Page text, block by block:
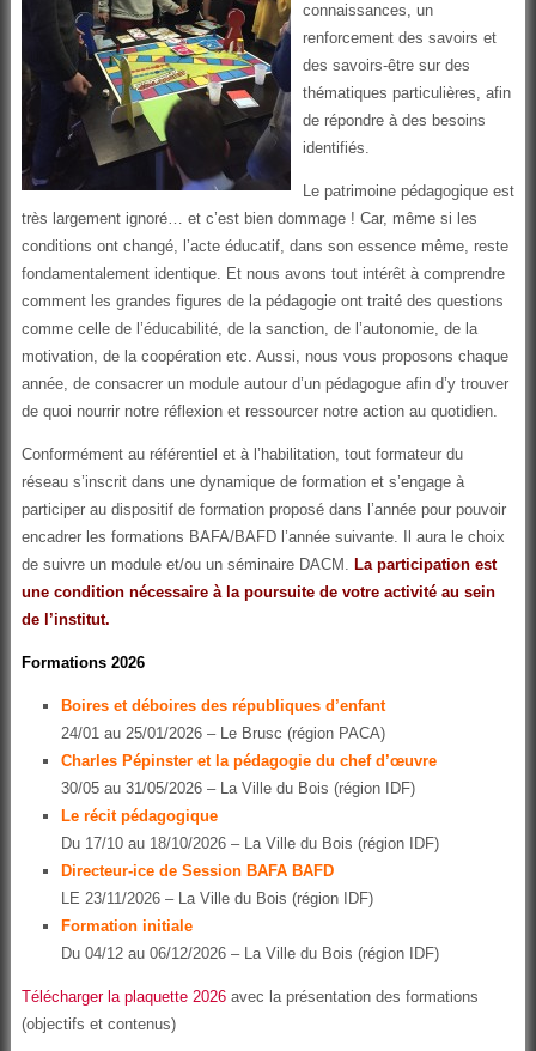
connaissances, un
renforcement des savoirs et
des savoirs-être sur des
thématiques particulières, afin
de répondre à des besoins
identifiés.
Le patrimoine pédagogique est
très largement ignoré… et c’est bien dommage ! Car, même si les
conditions ont changé, l’acte éducatif, dans son essence même, reste
fondamentalement identique. Et nous avons tout intérêt à comprendre
comment les grandes figures de la pédagogie ont traité des questions
comme celle de l’éducabilité, de la sanction, de l’autonomie, de la
motivation, de la coopération etc. Aussi, nous vous proposons chaque
année, de consacrer un module autour d’un pédagogue afin d’y trouver
de quoi nourrir notre réflexion et ressourcer notre action au quotidien.
Conformément au référentiel et à l’habilitation, tout formateur du
réseau s’inscrit dans une dynamique de formation et s’engage à
participer au dispositif de formation proposé dans l’année pour pouvoir
encadrer les formations BAFA/BAFD l’année suivante. Il aura le choix
de suivre un module et/ou un séminaire DACM. La participation est
une condition nécessaire à la poursuite de votre activité au sein
de l’institut.
Formations 2026
Boires et déboires des républiques d’enfant
24/01 au 25/01/2026 – Le Brusc (région PACA)
Charles Pépinster et la pédagogie du chef d’œuvre
30/05 au 31/05/2026 – La Ville du Bois (région IDF)
Le récit pédagogique
Du 17/10 au 18/10/2026 – La Ville du Bois (région IDF)
Directeur-ice de Session BAFA BAFD
LE 23/11/2026 – La Ville du Bois (région IDF)
Formation initiale
Du 04/12 au 06/12/2026 – La Ville du Bois (région IDF)
Télécharger la plaquette 2026avec la présentation des formations
(objectifs et contenus)